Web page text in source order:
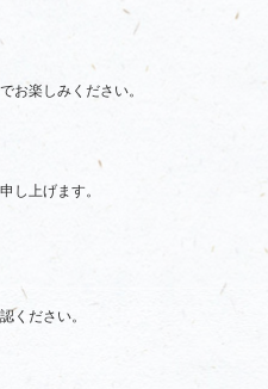
お楽しみください。
し上げます。
ください。